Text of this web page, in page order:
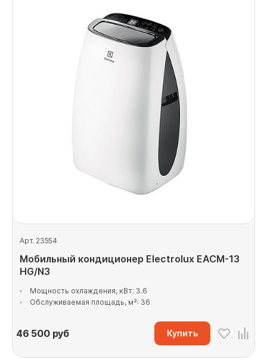
Арт. 23554
Мобильный кондиционер Electrolux EACM-13
HG/N3
Мощность охлаждения, кВт: 3.6
Обслуживаемая площадь, м²: 36
46 500руб Купить